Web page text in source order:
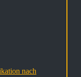
nach